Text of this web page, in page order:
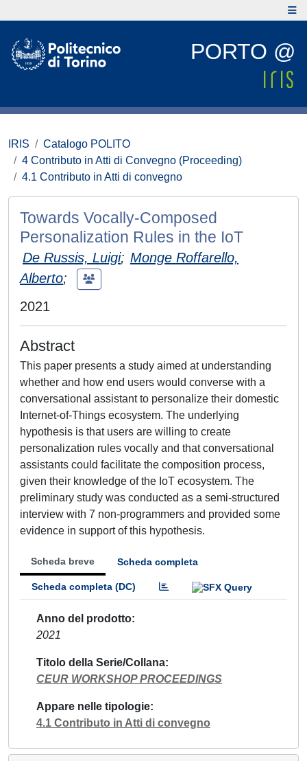
PORTO @
IRIS
Catalogo POLITO
4 Contributo in Atti di Convegno (Proceeding)
4.1 Contributo in Atti di convegno
Towards Vocally-Composed
Personalization Rules in the IoT
De Russis, Luigi; Monge Roffarello,
Alberto;
2021
Abstract
This paper presents a study aimed at understanding
whether and how end users would converse with a
conversational assistant to personalize their domestic
Internet-of-Things ecosystem. The underlying
hypothesis is that users are willing to create
personalization rules vocally and that conversational
assistants could facilitate the composition process,
given their knowledge of the IoT ecosystem. The
preliminary study was conducted as a semi-structured
interview with 7 non-programmers and provided some
evidence in support of this hypothesis.
Scheda breve Scheda completa
Scheda completa (DC)
Anno del prodotto
2021
Titolo della Serie/Collana
CEUR WORKSHOP PROCEEDINGS
Appare nelle tipologie
4.1 Contributo in Atti di convegno